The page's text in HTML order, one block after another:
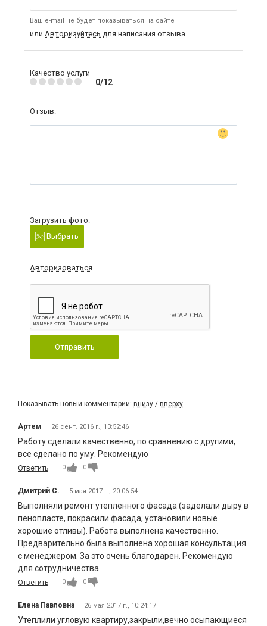
Ваш e-mail не будет показываться на сайте
или Авторизуйтесь для написания отзыва
Качество услуги
0/12
Отзыв:
Загрузить фото:
Выбрать
Авторизоваться
Отправить
Показывать новый комментарий: внизу / вверху
Артем 26 сент. 2016 г., 13:52:46
Работу сделали качественно, по сравнению с другими,
все сделано по уму. Рекомендую
Ответить 0 0
Дмитрий С. 5 мая 2017 г., 20:06:54
Выполняли ремонт утепленного фасада (заделали дыру в
пенопласте, покрасили фасада, установили новые
хорошие отливы). Работа выполнена качественно.
Предварительно была выполнена хорошая консультация
с менеджером. За это очень благодарен. Рекомендую
для сотрудничества.
Ответить 0 0
Елена Павловна 26 мая 2017 г., 10:24:17
Утеплили угловую квартиру,закрыли,вечно осыпающиеся